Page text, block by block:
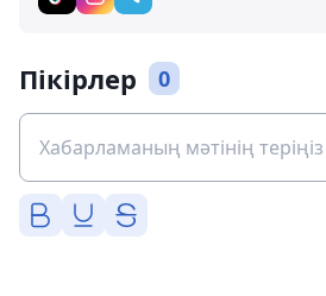
Пікірлер 0